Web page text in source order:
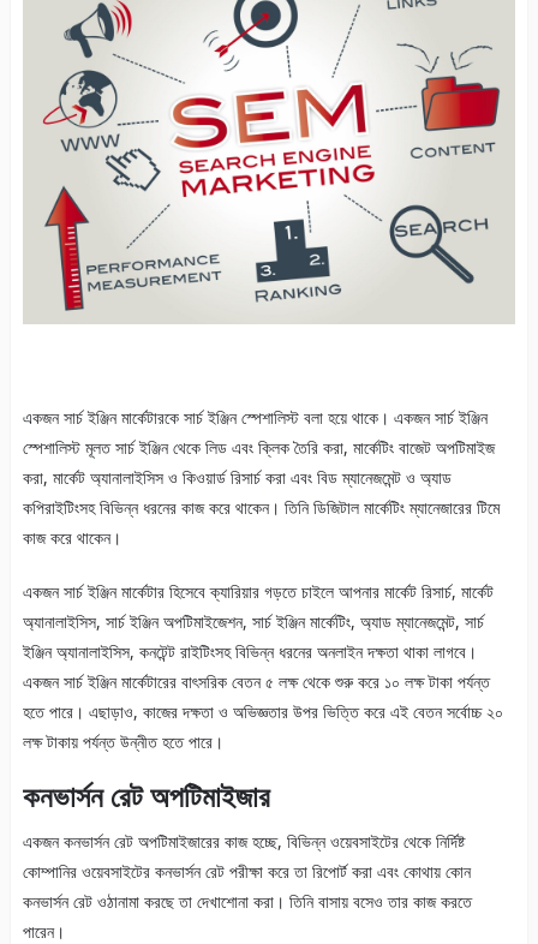
একজন সার্চ ইঞ্জিন মার্কেটারকে সার্চ ইঞ্জিন স্পেশালিস্ট বলা হয়ে থাকে। একজন সার্চ ইঞ্জিন
স্পেশালিস্ট মূলত সার্চ ইঞ্জিন থেকে লিড এবং ক্লিক তৈরি করা, মার্কেটিং বাজেট অপটিমাইজ
করা, মার্কেট অ্যানালাইসিস ও কিওয়ার্ড রিসার্চ করা এবং বিড ম্যানেজমেন্ট ও অ্যাড
কপিরাইটিংসহ বিভিন্ন ধরনের কাজ করে থাকেন। তিনি ডিজিটাল মার্কেটিং ম্যানেজারের টিমে
কাজ করে থাকেন।
একজন সার্চ ইঞ্জিন মার্কেটার হিসেবে ক্যারিয়ার গড়তে চাইলে আপনার মার্কেট রিসার্চ, মার্কেট
অ্যানালাইসিস, সার্চ ইঞ্জিন অপটিমাইজেশন, সার্চ ইঞ্জিন মার্কেটিং, অ্যাড ম্যানেজমেন্ট, সার্চ
ইঞ্জিন অ্যানালাইসিস, কনটেন্ট রাইটিংসহ বিভিন্ন ধরনের অনলাইন দক্ষতা থাকা লাগবে।
একজন সার্চ ইঞ্জিন মার্কেটারের বাৎসরিক বেতন ৫ লক্ষ থেকে শুরু করে ১০ লক্ষ টাকা পর্যন্ত
হতে পারে। এছাড়াও, কাজের দক্ষতা ও অভিজ্ঞতার উপর ভিত্তি করে এই বেতন সর্বোচ্চ ২০
লক্ষ টাকায় পর্যন্ত উন্নীত হতে পারে।
কনভার্সন রেট অপটিমাইজার
একজন কনভার্সন রেট অপটিমাইজারের কাজ হচ্ছে, বিভিন্ন ওয়েবসাইটের থেকে নির্দিষ্ট
কোম্পানির ওয়েবসাইটের কনভার্সন রেট পরীক্ষা করে তা রিপোর্ট করা এবং কোথায় কোন
কনভার্সন রেট ওঠানামা করছে তা দেখাশোনা করা। তিনি বাসায় বসেও তার কাজ করতে
পারেন।